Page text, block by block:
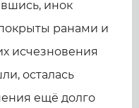
инок
ранами и
исчезновения
осталась
ещё долго